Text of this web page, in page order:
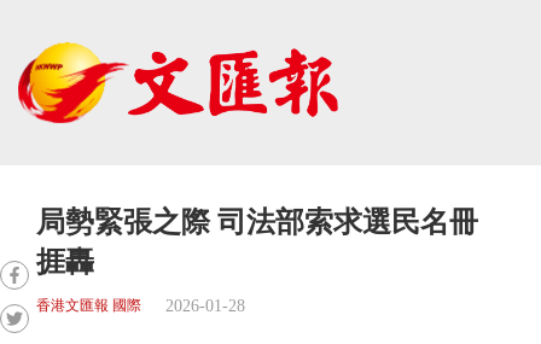
局勢緊張之際 司法部索求選民名冊
捱轟
香港文匯報 國際 2026-01-28